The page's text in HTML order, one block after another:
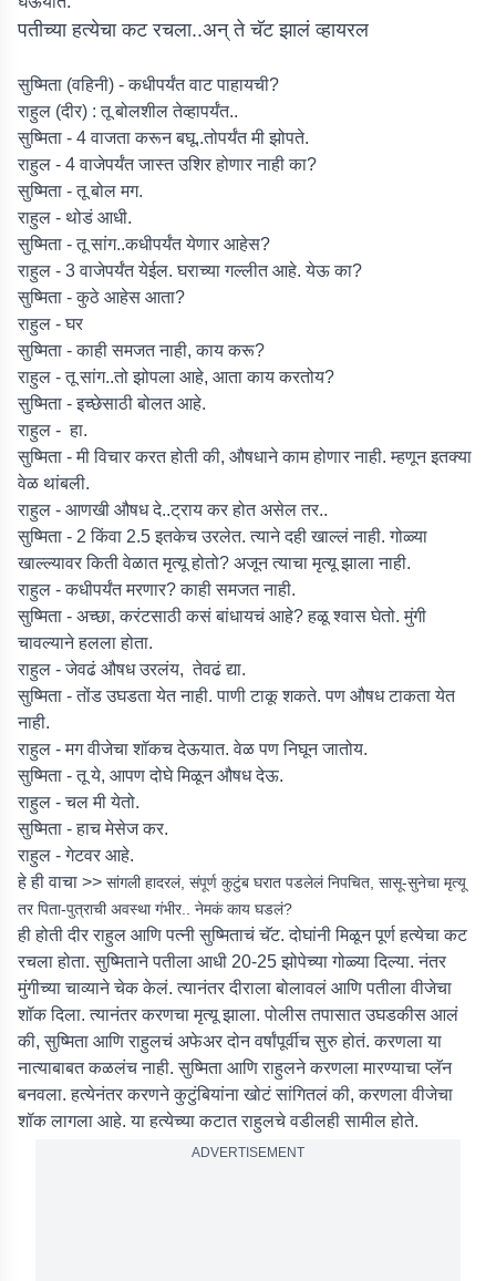
पतीच्या हत्येचा कट रचला..अन् ते चॅट झालं व्हायरल
सुष्मिता (वहिनी) - कधीपर्यंत वाट पाहायची?
राहुल (दीर) : तू बोलशील तेव्हापर्यंत..
सुष्मिता - 4 वाजता करून बघू..तोपर्यंत मी झोपते.
राहुल - 4 वाजेपर्यंत जास्त उशिर होणार नाही का?
सुष्मिता - तू बोल मग.
राहुल - थोडं आधी.
सुष्मिता - तू सांग..कधीपर्यंत येणार आहेस?
राहुल - 3 वाजेपर्यंत येईल. घराच्या गल्लीत आहे. येऊ का?
सुष्मिता - कुठे आहेस आता?
राहुल - घर
सुष्मिता - काही समजत नाही, काय करू?
राहुल - तू सांग..तो झोपला आहे, आता काय करतोय?
सुष्मिता - इच्छेसाठी बोलत आहे.
राहुल - हा.
सुष्मिता - मी विचार करत होती की, औषधाने काम होणार नाही. म्हणून इतक्या
वेळ थांबली.
राहुल - आणखी औषध दे..ट्राय कर होत असेल तर..
सुष्मिता - 2 किंवा 2.5 इतकेच उरलेत. त्याने दही खाल्लं नाही. गोळ्या
खाल्ल्यावर किती वेळात मृत्यू होतो? अजून त्याचा मृत्यू झाला नाही.
राहुल - कधीपर्यंत मरणार? काही समजत नाही.
सुष्मिता - अच्छा, करंटसाठी कसं बांधायचं आहे? हळू श्वास घेतो. मुंगी
चावल्याने हलला होता.
राहुल - जेवढं औषध उरलंय, तेवढं द्या.
सुष्मिता - तोंड उघडता येत नाही. पाणी टाकू शकते. पण औषध टाकता येत
नाही.
राहुल - मग वीजेचा शॉकच देऊयात. वेळ पण निघून जातोय.
सुष्मिता - तू ये, आपण दोघे मिळून औषध देऊ.
राहुल - चल मी येतो.
सुष्मिता - हाच मेसेज कर.
राहुल - गेटवर आहे.
हे ही वाचा >> सांगली हादरलं, संपूर्ण कुटुंब घरात पडलेलं निपचित, सासू-सुनेचा मृत्यू
तर पिता-पुत्राची अवस्था गंभीर.. नेमकं काय घडलं?
ही होती दीर राहुल आणि पत्नी सुष्मिताचं चॅट. दोघांनी मिळून पूर्ण हत्येचा कट
रचला होता. सुष्मिताने पतीला आधी 20-25 झोपेच्या गोळ्या दिल्या. नंतर
मुंगीच्या चाव्याने चेक केलं. त्यानंतर दीराला बोलावलं आणि पतीला वीजेचा
शॉक दिला. त्यानंतर करणचा मृत्यू झाला. पोलीस तपासात उघडकीस आलं
की, सुष्मिता आणि राहुलचं अफेअर दोन वर्षांपूर्वीच सुरु होतं. करणला या
नात्याबाबत कळलंच नाही. सुष्मिता आणि राहुलने करणला मारण्याचा प्लॅन
बनवला. हत्येनंतर करणने कुटुंबियांना खोटं सांगितलं की, करणला वीजेचा
शॉक लागला आहे. या हत्येच्या कटात राहुलचे वडीलही सामील होते.
ADVERTISEMENT